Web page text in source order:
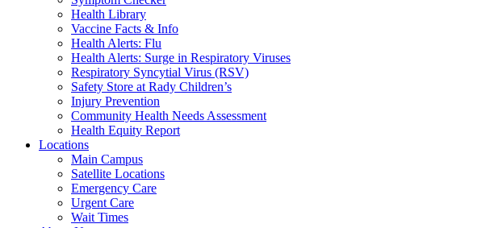
Health Library
Vaccine Facts & Info
Health Alerts: Flu
Health Alerts: Surge in Respiratory Viruses
Respiratory Syncytial Virus (RSV)
Safety Store at Rady Children’s
Injury Prevention
Community Health Needs Assessment
Health Equity Report
Locations
Main Campus
Satellite Locations
Emergency Care
Urgent Care
Wait Times